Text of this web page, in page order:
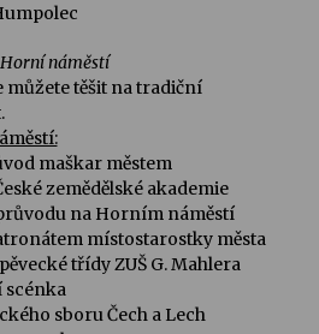
na integrační festival Quijotova
28. 7.–1. 8. 2026
ve Stromovce: Kolchoz a
náměstí
můžete těšit na tradiční
maškar městem
zemědělské akademie
na Horním náměstí
místostarostky města
třídy ZUŠ G. Mahlera
scénka
sboru Čech a Lech